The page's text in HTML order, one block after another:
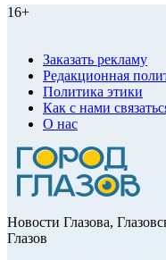
16+
Заказать рекламу
Редакционная
Политика этики
Как с нами
О нас
Новости Глазова,
Глазов